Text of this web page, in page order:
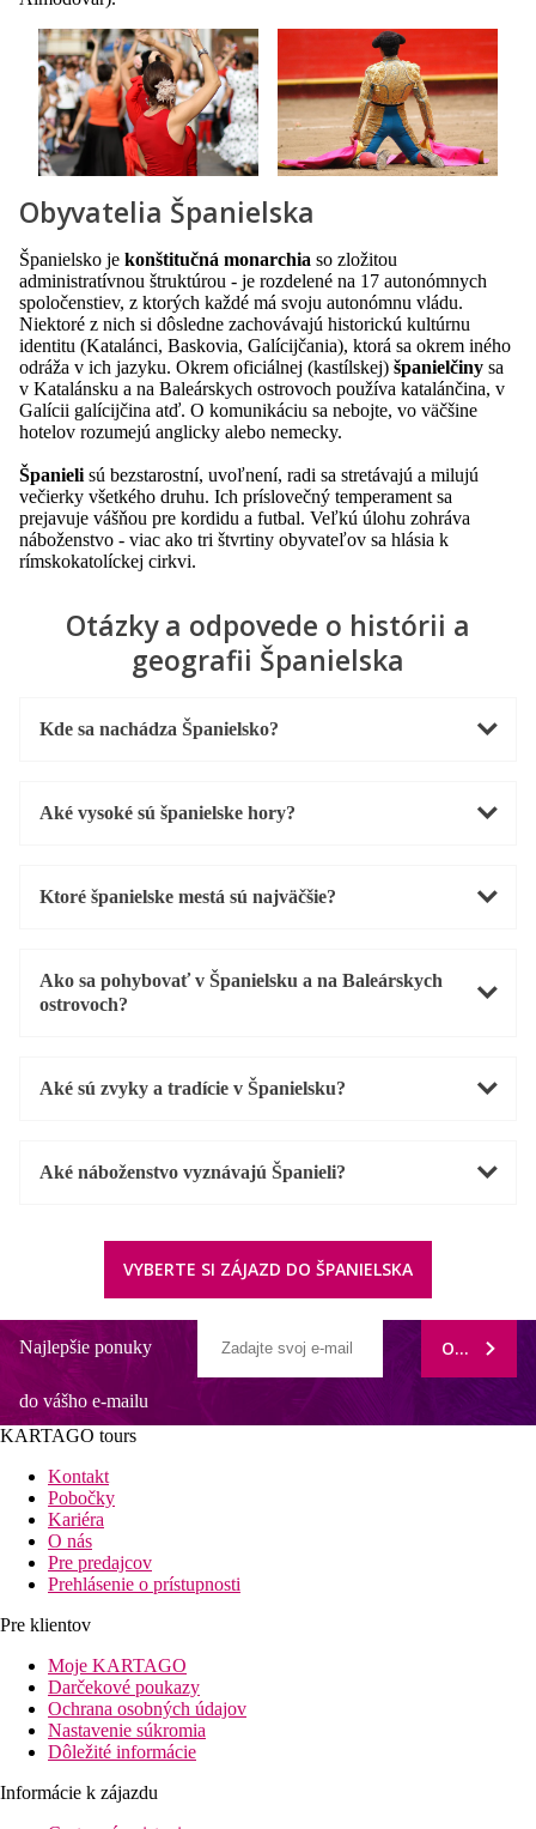
Obyvatelia Španielska
Španielsko je konštitučná monarchia so zložitou
administratívnou štruktúrou - je rozdelené na 17 autonómnych
spoločenstiev, z ktorých každé má svoju autonómnu vládu.
Niektoré z nich si dôsledne zachovávajú historickú kultúrnu
identitu (Katalánci, Baskovia, Galícijčania), ktorá sa okrem iného
odráža v ich jazyku. Okrem oficiálnej (kastílskej) španielčiny sa
v Katalánsku a na Baleárskych ostrovoch používa katalánčina, v
Galícii galícijčina atď. O komunikáciu sa nebojte, vo väčšine
hotelov rozumejú anglicky alebo nemecky.
Španieli sú bezstarostní, uvoľnení, radi sa stretávajú a milujú
večierky všetkého druhu. Ich príslovečný temperament sa
prejavuje vášňou pre kordidu a futbal. Veľkú úlohu zohráva
náboženstvo - viac ako tri štvrtiny obyvateľov sa hlásia k
rímskokatolíckej cirkvi.
Otázky a odpovede o histórii a
geografii Španielska
Kde sa nachádza Španielsko?
Aké vysoké sú španielske hory?
Ktoré španielske mestá sú najväčšie?
Ako sa pohybovať v Španielsku a na Baleárskych
ostrovoch?
Aké sú zvyky a tradície v Španielsku?
Aké náboženstvo vyznávajú Španieli?
VYBERTE SI ZÁJAZD DO ŠPANIELSKA
Najlepšie ponuky
do vášho e-mailu
ODOBERAŤ
KARTAGO tours
Kontakt
Pobočky
Kariéra
O nás
Pre predajcov
Prehlásenie o prístupnosti
Pre klientov
Moje KARTAGO
Darčekové poukazy
Ochrana osobných údajov
Nastavenie súkromia
Dôležité informácie
Informácie k zájazdu